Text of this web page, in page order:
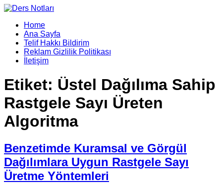
Home
Ana Sayfa
Telif Hakkı Bildirim
Reklam Gizlilik Politikası
İletişim
Etiket: Üstel Dağılıma Sahip
Rastgele Sayı Üreten
Algoritma
Benzetimde Kuramsal ve Görgül
Dağılımlara Uygun Rastgele Sayı
Üretme Yöntemleri